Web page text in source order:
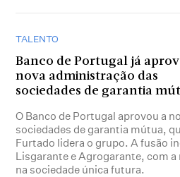
TALENTO
Banco de Portugal já
nova administração das
sociedades de garantia
O Banco de Portugal aprovou a
sociedades de garantia mútua,
Furtado lidera o grupo. A fusão
Lisgarante e Agrogarante, com
na sociedade única futura.